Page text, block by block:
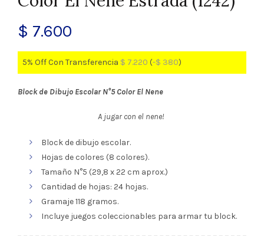
$ 7.600
5% Off Con Transferencia $ 7.220 (-$ 380)
Block de Dibujo Escolar N°5 Color El Nene
A jugar con el nene!
Block de dibujo escolar.
Hojas de colores (8 colores).
Tamaño N°5 (29,8 x 22 cm aprox.)
Cantidad de hojas: 24 hojas.
Gramaje 118 gramos.
Incluye juegos coleccionables para armar tu block.